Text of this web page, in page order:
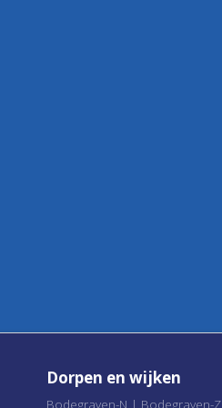
Dorpen en wijken
Bodegraven-N | Bodegraven-Z